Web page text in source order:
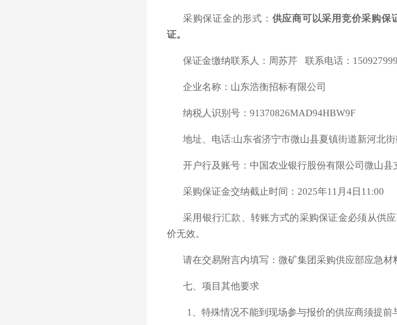
采购保证金的形式： 供应商可以采用竞价采购保
证。
保证金缴纳联系人：周苏芹 联系电话：
企业名称：山东浩衡招标有限公司
纳税人识别号：91370826MAD94HBW9F
地址、电话:山东省济宁市微山县夏镇街道新河北
开户行及账号：中国农业银行股份有限公司微山县
采购保证金交纳截止时间：2025年11月 4日11:00
采用银行汇款、转账方式的采购保证金必须从供
价无效。
请在交易附言内填写：微矿集团采购供应部应急材
七、项目其他要求
1、特殊情况不能到现场参与报价的供应商须提前